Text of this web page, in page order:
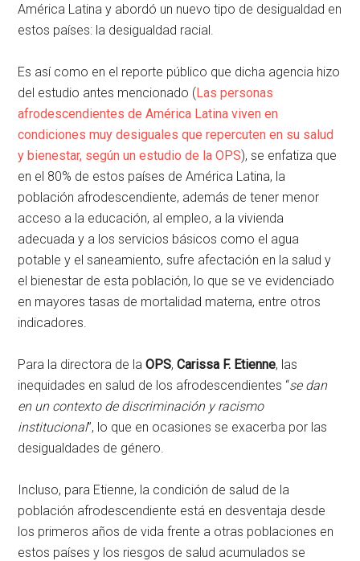
América Latina y abordó un nuevo tipo de desigualdad en
estos países: la desigualdad racial.
Es así como en el reporte público que dicha agencia hizo
del estudio antes mencionado (Las personas
afrodescendientes de América Latina viven en
condiciones muy desiguales que repercuten en su salud
y bienestar, según un estudio de la OPS), se enfatiza que
en el 80% de estos países de América Latina, la
población afrodescendiente, además de tener menor
acceso a la educación, al empleo, a la vivienda
adecuada y a los servicios básicos como el agua
potable y el saneamiento, sufre afectación en la salud y
el bienestar de esta población, lo que se ve evidenciado
en mayores tasas de mortalidad materna, entre otros
indicadores.
Para la directora de la OPS,Carissa F. Etienne, las
inequidades en salud de los afrodescendientes “se dan
en un contexto de discriminación y racismo
institucional”, lo que en ocasiones se exacerba por las
desigualdades de género.
Incluso, para Etienne, la condición de salud de la
población afrodescendiente está en desventaja desde
los primeros años de vida frente a otras poblaciones en
estos países y los riesgos de salud acumulados se